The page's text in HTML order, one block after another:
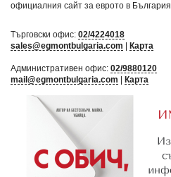
официалния сайт за еврото в България
Търговски офис: 02/4224018
sales@egmontbulgaria.com | Карта
Административен офис: 02/9880120
mail@egmontbulgaria.com | Карта